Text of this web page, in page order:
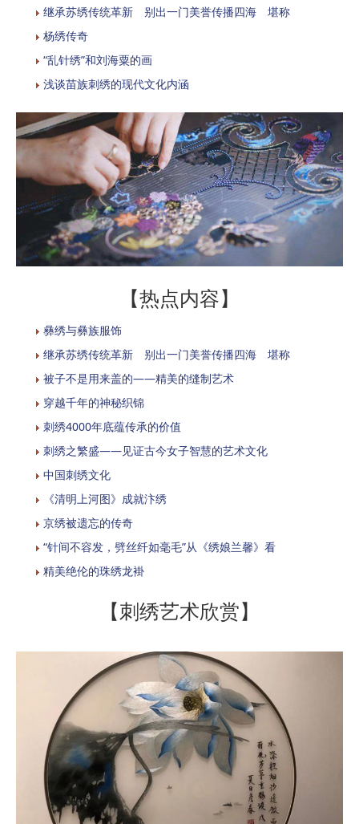
继承苏绣传统革新 别出一门美誉传播四海 堪称
杨绣传奇
“乱针绣”和刘海粟的画
浅谈苗族刺绣的现代文化内涵
【热点内容】
彝绣与彝族服饰
继承苏绣传统革新 别出一门美誉传播四海 堪称
被子不是用来盖的——精美的缝制艺术
穿越千年的神秘织锦
刺绣4000年底蕴传承的价值
刺绣之繁盛——见证古今女子智慧的艺术文化
中国刺绣文化
《清明上河图》成就汴绣
京绣被遗忘的传奇
“针间不容发，劈丝纤如毫毛”从《绣娘兰馨》看
精美绝伦的珠绣龙褂
【刺绣艺术欣赏】